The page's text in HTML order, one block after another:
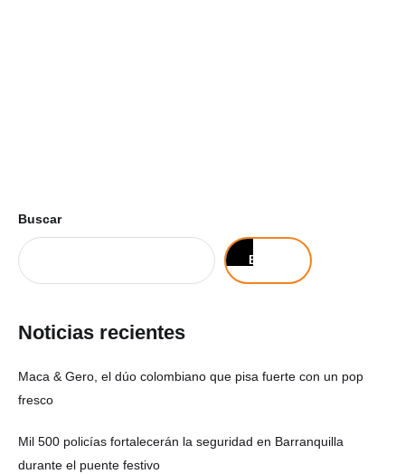
Buscar
Buscar
Noticias recientes
Maca & Gero, el dúo colombiano que pisa fuerte con un pop
fresco
Mil 500 policías fortalecerán la seguridad en Barranquilla
durante el puente festivo